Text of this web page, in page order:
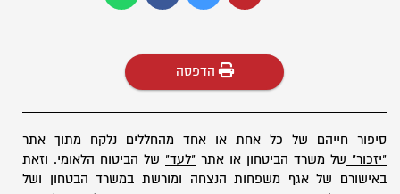
הדפסה
סיפור חייהם של כל אחת או אחד מהחללים נלקח מתוך אתר
"יזכור" של משרד הביטחון או אתר "לעד" של הביטוח הלאומי. וזאת
באישורם של אגף משפחות הנצחה ומורשת במשרד הבטחון ושל